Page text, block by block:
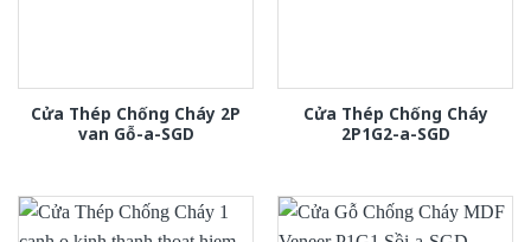
Cửa Thép Chống Cháy 2P
van Gỗ-a-SGD
Cửa Thép Chống Cháy
2P1G2-a-SGD